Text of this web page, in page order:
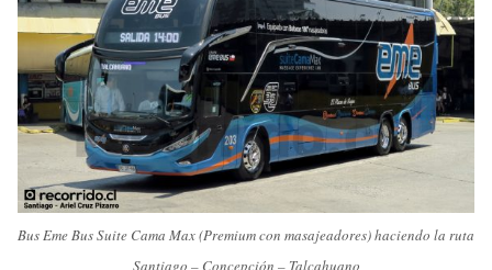
Bus Eme Bus Suite Cama Max (Premium con masajeadores) haciendo la ruta